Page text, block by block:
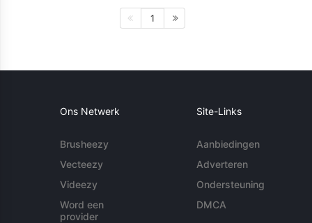
1
Ons Netwerk
Brusheezy
Vecteezy
Videezy
Word een
provider
Site-Links
Aanbiedingen
Adverteren
Ondersteuning
DMCA